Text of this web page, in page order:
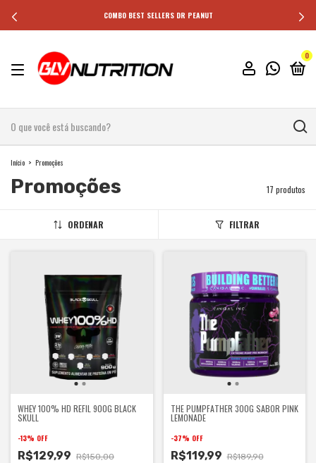
COMBO BEST SELLERS DR PEANUT
0
Início > Promoções
Promoções 17 produtos
ORDENAR FILTRAR
WHEY 100% HD REFIL 900G BLACK
SKULL
-13% OFF
R$129,99 R$150,00
THE PUMPFATHER 300G SABOR PINK
LEMONADE
-37% OFF
R$119,99 R$189,90